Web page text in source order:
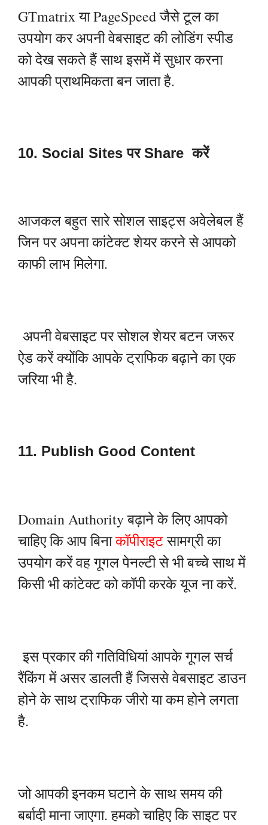
GTmatrix या PageSpeed जैसे टूल का
उपयोग कर अपनी वेबसाइट की लोडिंग स्पीड
को देख सकते हैं साथ इसमें में सुधार करना
आपकी प्राथमिकता बन जाता है.
10. Social Sites पर Share करें
आजकल बहुत सारे सोशल साइट्स अवेलेबल हैं
जिन पर अपना कांटेक्ट शेयर करने से आपको
काफी लाभ मिलेगा.
अपनी वेबसाइट पर सोशल शेयर बटन जरूर
ऐड करें क्योंकि आपके ट्राफिक बढ़ाने का एक
जरिया भी है.
11. Publish Good Content
Domain Authority बढ़ाने के लिए आपको
चाहिए कि आप बिनाकॉपीराइटसामग्री का
उपयोग करें वह गूगल पेनल्टी से भी बच्चे साथ में
किसी भी कांटेक्ट को कॉपी करके यूज ना करें.
इस प्रकार की गतिविधियां आपके गूगल सर्च
रैंकिंग में असर डालती हैं जिससे वेबसाइट डाउन
होने के साथ ट्राफिक जीरो या कम होने लगता
है.
जो आपकी इनकम घटाने के साथ समय की
बर्बादी माना जाएगा. हमको चाहिए कि साइट पर